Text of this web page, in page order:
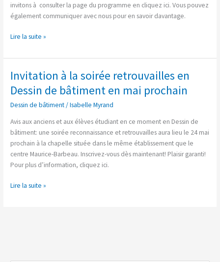
invitons à consulter la page du programme en cliquez ici. Vous pouvez
également communiquer avec nous pour en savoir davantage.
Lire la suite »
Invitation à la soirée retrouvailles en
Dessin de bâtiment en mai prochain
Dessin de bâtiment/Isabelle Myrand
Avis aux anciens et aux élèves étudiant en ce moment en Dessin de
bâtiment: une soirée reconnaissance et retrouvailles aura lieu le 24 mai
prochain à la chapelle située dans le même établissement que le
centre Maurice-Barbeau. Inscrivez-vous dès maintenant! Plaisir garanti!
Pour plus d’information, cliquez ici.
Invitation
la
soirée
de
mai
Lire la suite »